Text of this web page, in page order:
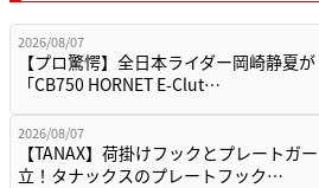
2026/08/07
【プロ驚愕】全日本ライダー岡崎静夏が
「CB750 HORNET E-Clut…
2026/08/07
【TANAX】荷掛けフックとプレートガ
立！タナックスのプレートフック…